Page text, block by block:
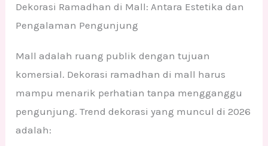
Dekorasi Ramadhan di Mall: Antara Estetika dan
Pengalaman Pengunjung
Mall adalah ruang publik dengan tujuan
komersial. Dekorasi ramadhan di mall harus
mampu menarik perhatian tanpa mengganggu
pengunjung. Trend dekorasi yang muncul di 2026
adalah: